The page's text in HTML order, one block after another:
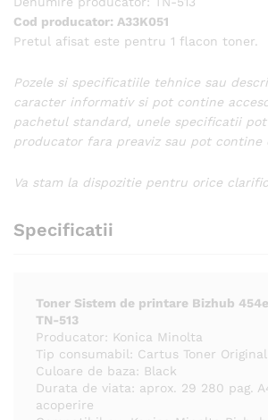
Cod producator: A33K051
Pretul afisat este pentru 1 flacon toner.
Pozele si specificatiile tehnice sau
caracter informativ si pot contine
pachetul standard, unele specificatii
producator fara preaviz sau pot contine
Va stam la dispozitie pentru orice
Specificatii
Toner Sistem de printare Bizhub
TN-513
Producator: Konica Minolta
Tip consumabil: Cartus Toner Original
Culoare de baza: Black
Durata de viata: aprox. 29 280 pag.
acoperire